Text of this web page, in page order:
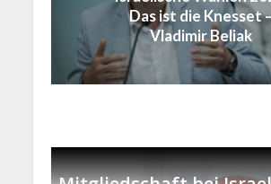
Das ist die Knesset
Vladimir Beliak